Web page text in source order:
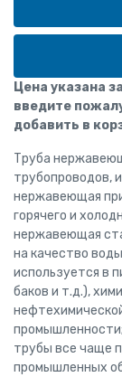
Цена указана
введите
добавить в
Труба
трубопроводов,
нержавеющая
горячего и
нержавеющая
на качество
используется в
баков и т.д.),
трубы все чаще
промышленных